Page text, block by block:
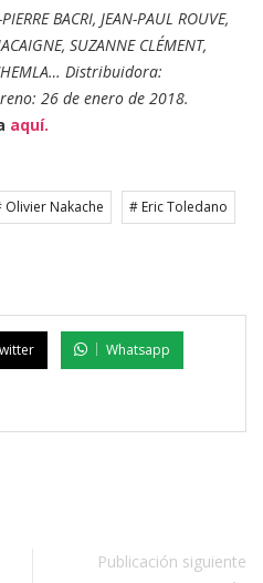
BACRI, JEAN-PAUL ROUVE,
SUZANNE CLÉMENT,
Distribuidora:
26 de enero de 2018.
aquí.
Olivier Nakache # Eric Toledano
Whatsapp
Publicación siguiente